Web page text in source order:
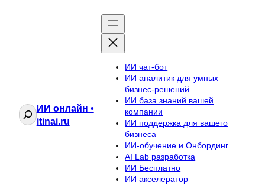
ПоискИИ онлайн •
itinai.ru
ИИ чат-бот
ИИ аналитик для умных
бизнес-решений
ИИ база знаний вашей
компании
ИИ поддержка для вашего
бизнеса
ИИ-обучение и Онбординг
AI Lab разработка
ИИ Бесплатно
ИИ акселератор